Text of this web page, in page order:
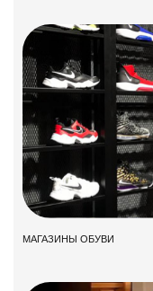
МАГАЗИНЫ ОБУВИ